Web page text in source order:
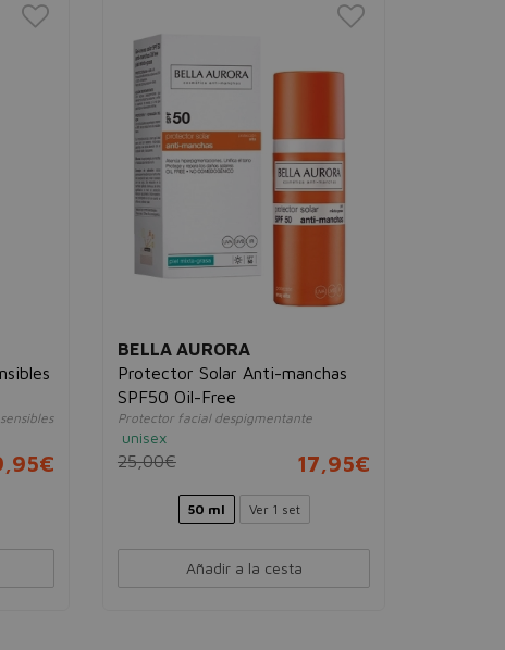
BELLA AURORA
Protector Solar Anti-manchas
SPF50 Oil-Free
Protector facial despigmentante
unisex
25,00€ 17,95€
50 ml Ver 1 set
Añadir a la cesta